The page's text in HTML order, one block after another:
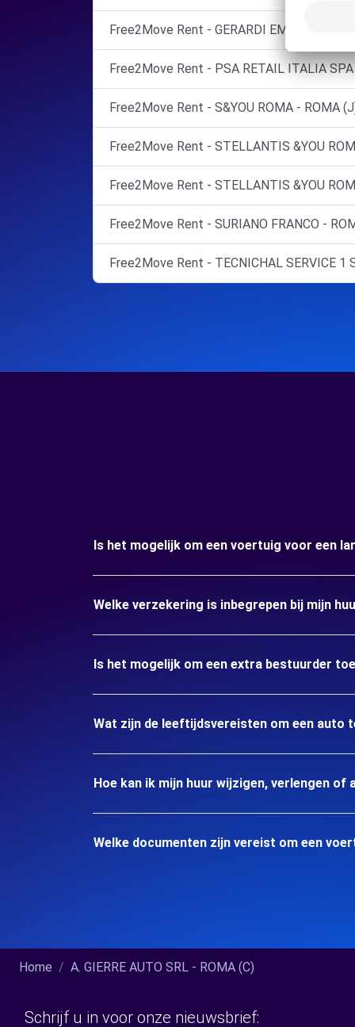
Free2Move Rent - GERARDI EMANUELE -
Free2Move Rent - PSA RETAIL ITALIA
Free2Move Rent - S&YOU ROMA - ROMA
Free2Move Rent - STELLANTIS &YOU
Free2Move Rent - STELLANTIS &YOU
Free2Move Rent - SURIANO FRANCO -
Free2Move Rent - TECNICHAL SERVICE 1
Is het mogelijk om een voertuig voor een
Welke verzekering is inbegrepen bij mijn
Is het mogelijk om een extra bestuurder
Wat zijn de leeftijdsvereisten om een auto
Hoe kan ik mijn huur wijzigen, verlengen of
Welke documenten zijn vereist om een
Home A. GIERRE AUTO SRL - ROMA (C)
Schrijf u in voor onze nieuwsbrief: